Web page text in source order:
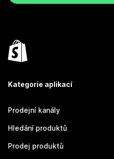
Kategorie aplikací
Prodejní kanály
Hledání produktů
Prodej produktů